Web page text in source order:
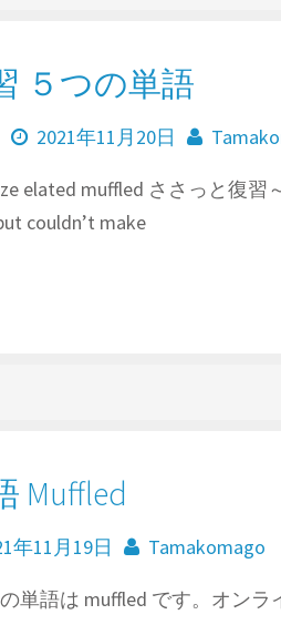
５つの単語
2021年11月20日
elated muffled ささっと復
couldn’t make
Muffled
年11月19日 Tamakomago
単語は muffled です。オンラ